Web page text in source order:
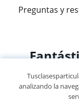
Preguntas y
analizando la